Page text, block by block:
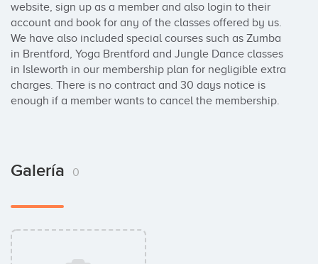
website, sign up as a member and also login to their
account and book for any of the classes offered by us.
We have also included special courses such as Zumba
in Brentford, Yoga Brentford and Jungle Dance classes
in Isleworth in our membership plan for negligible extra
charges. There is no contract and 30 days notice is
enough if a member wants to cancel the membership.
Galería 0